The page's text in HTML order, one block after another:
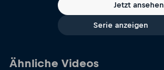
Jetzt ansehen
Serie anzeigen
Ähnliche Videos